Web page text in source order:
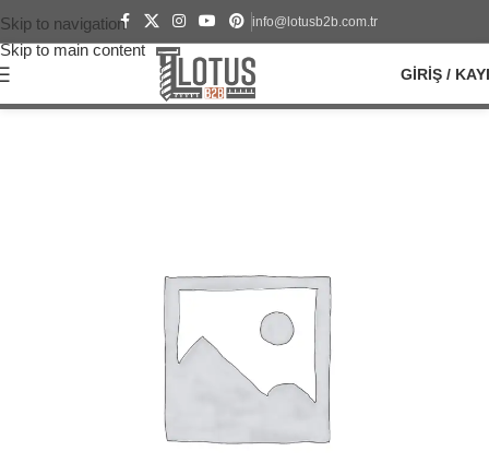
Skip to navigation
Skip to main content
info@lotusb2b.com.tr
GIRIŞ /